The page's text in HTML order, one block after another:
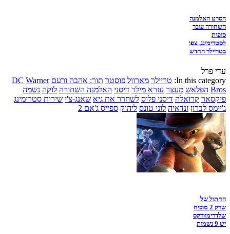
הסרט האלמנה
השחורה עובר
סופית
לסטרימינג, צפו
בטריילר החדש
עדי פרל
In this category: טריילר מארוול פוסטר תור: אהבה ורעם DC Warner
Bros הפלאש מעצר עזרא מילר דיסני האלמנה השחורה לוקה נשמה
פיקסאר קרואלה דיסני פלוס לשחרר את גיא שאנג-צ'י שירות סטרימינג
ג'יימס לברון זנדאיה לוני טונס ליהוק ספייס ג'אם 2
החתול של
שרק 2 מוכיח
שלדרימוורקס
יש 9 נשמות